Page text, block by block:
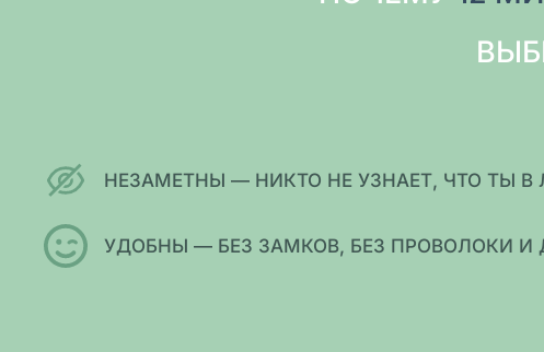
НЕЗАМЕТНЫ — НИКТО НЕ УЗНАЕТ, ЧТО ТЫ В
УДОБНЫ — БЕЗ ЗАМКОВ, БЕЗ ПРОВОЛОКИ И